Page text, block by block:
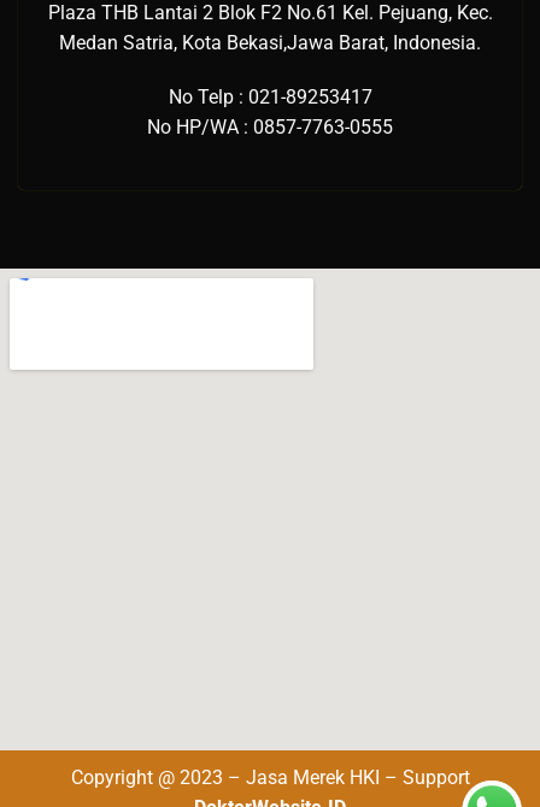
Plaza THB Lantai 2 Blok F2 No.61 Kel. Pejuang, Kec.
Medan Satria, Kota Bekasi,Jawa Barat, Indonesia.
No Telp : 021-89253417
No HP/WA : 0857-7763-0555
Copyright @ 2023 – Jasa Merek HKI – Support